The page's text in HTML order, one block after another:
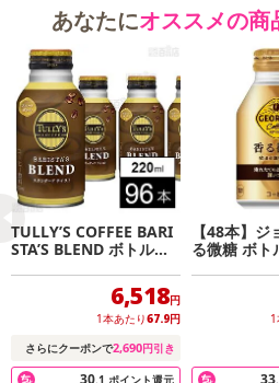
注意事項
※お申込み後のキャンセルはお受けで
記載されている内容を必ずご確認い
にご納得いただきましたうえでお申し
※パッケージ変更や商品リニューアル
あなたにオススメの商
TULLY’S COFFEE BARI
STA’S BLEND ボトル缶
6,518円
1本あたり67.9円
さらにクーポンで2,690円引き
30.1 ポイント還元
【48本】
る微糖 ボ
33